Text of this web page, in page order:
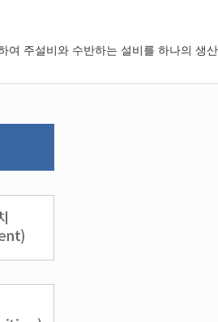
주설비와 수반하는 설비를 하나의 생